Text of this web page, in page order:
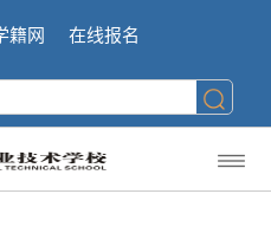
籍网 在线报名